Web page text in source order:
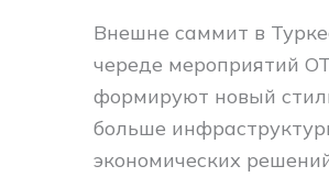
Внешне саммит в
череде мероприятий
формируют новый
больше
экономических